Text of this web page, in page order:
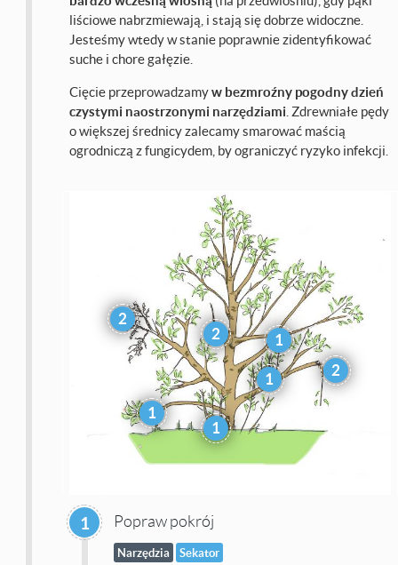
liściowe nabrzmiewają, i stają się dobrze widoczne.
Jesteśmy wtedy w stanie poprawnie zidentyfikować
suche i chore gałęzie.
Cięcie przeprowadzamyw bezmroźny pogodny dzień
czystymi naostrzonymi narzędziami . Zdrewniałe pędy
o większej średnicy zalecamy smarować maścią
ogrodniczą z fungicydem, by ograniczyć ryzyko infekcji.
1
1
1
1
2
2
2
1 Popraw pokrój
Narzędzia Sekator